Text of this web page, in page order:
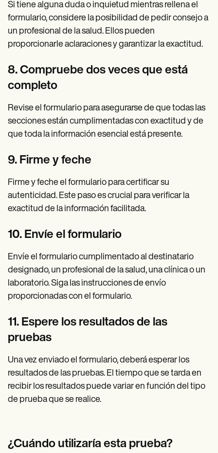
Si tiene alguna duda o inquietud mientras rellena el
formulario, considere la posibilidad de pedir consejo a
un profesional de la salud. Ellos pueden
proporcionarle aclaraciones y garantizar la exactitud.
8. Compruebe dos veces que está
completo
Revise el formulario para asegurarse de que todas las
secciones están cumplimentadas con exactitud y de
que toda la información esencial está presente.
9. Firme y feche
Firme y feche el formulario para certificar su
autenticidad. Este paso es crucial para verificar la
exactitud de la información facilitada.
10. Envíe el formulario
Envíe el formulario cumplimentado al destinatario
designado, un profesional de la salud, una clínica o un
laboratorio. Siga las instrucciones de envío
proporcionadas con el formulario.
11. Espere los resultados de las
pruebas
Una vez enviado el formulario, deberá esperar los
resultados de las pruebas. El tiempo que se tarda en
recibir los resultados puede variar en función del tipo
de prueba que se realice.
¿Cuándo utilizaría esta prueba?